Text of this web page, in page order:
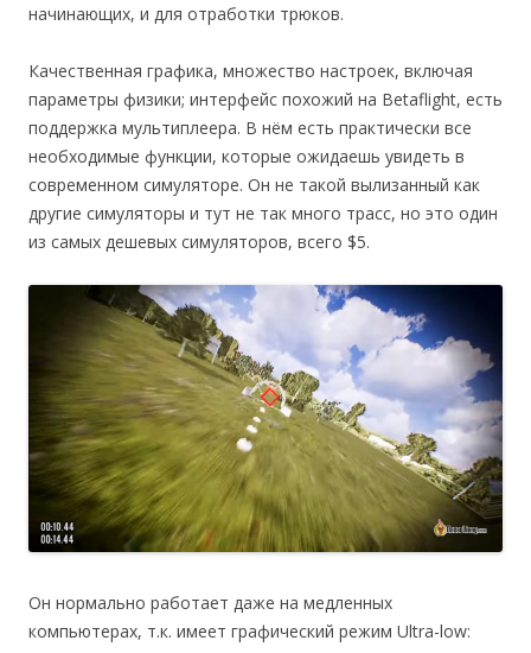
начинающих, и для отработки трюков.
Качественная графика, множество настроек, включая
параметры физики; интерфейс похожий на Betaflight, есть
поддержка мультиплеера. В нём есть практически все
необходимые функции, которые ожидаешь увидеть в
современном симуляторе. Он не такой вылизанный как
другие симуляторы и тут не так много трасс, но это один
из самых дешевых симуляторов, всего $5.
Он нормально работает даже на медленных
компьютерах, т.к. имеет графический режим Ultra-low: